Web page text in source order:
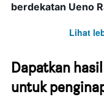
berdekatan Ueno
Lihat
Dapatkan
untuk